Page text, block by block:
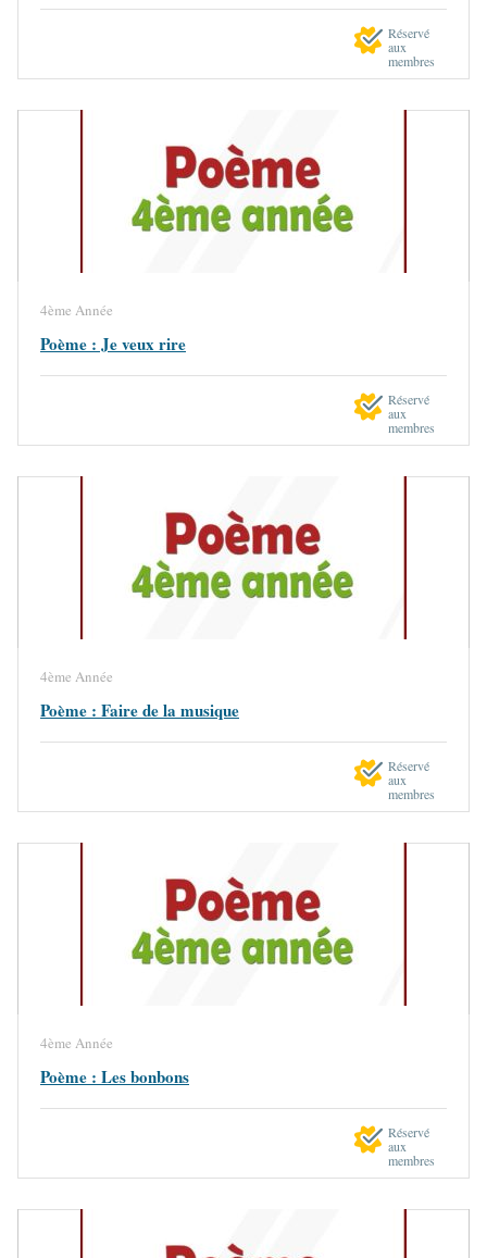
Réservé
aux
membres
4ème Année
Poème : Je veux rire
Réservé
aux
membres
4ème Année
Poème : Faire de la musique
Réservé
aux
membres
4ème Année
Poème : Les bonbons
Réservé
aux
membres